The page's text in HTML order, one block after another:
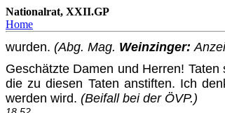
Nationalrat, XXII.GP
Home
wurden. (Abg. Mag. Weinzinger:
Geschätzte Damen und Herren!
die zu diesen Taten anstiften. Ich
werden wird. (Beifall bei der ÖVP.)